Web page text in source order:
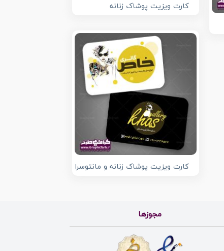
کارت ویزیت پوشاک زنانه
کارت ویزیت پوشاک زنانه و مانتوسرا
مجوزها